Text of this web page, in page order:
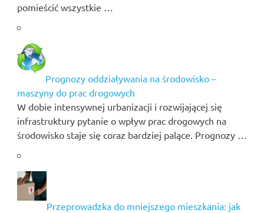
pomieścić wszystkie …
Prognozy oddziaływania na środowisko –
maszyny do prac drogowych
W dobie intensywnej urbanizacji i rozwijającej się
infrastruktury pytanie o wpływ prac drogowych na
środowisko staje się coraz bardziej palące. Prognozy …
Przeprowadzka do mniejszego mieszkania: jak